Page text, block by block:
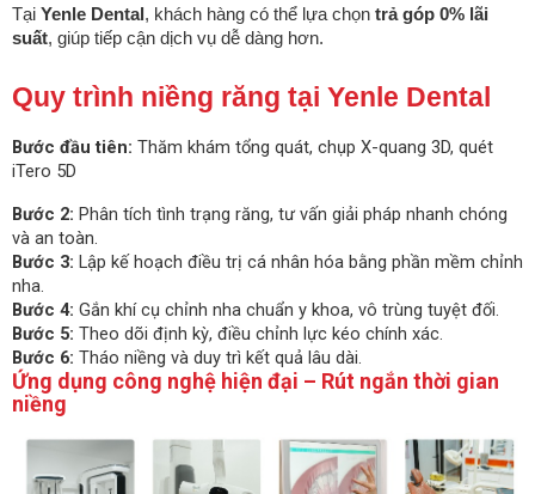
Tại Yenle Dental , khách hàng có thể lựa chọn trả góp 0% lãi
suất, giúp tiếp cận dịch vụ dễ dàng hơn.
Quy trình niềng răng tại Yenle Dental
Bước đầu tiên: Thăm khám tổng quát, chụp X-quang 3D, quét
iTero 5D
Bước 2: Phân tích tình trạng răng, tư vấn giải pháp nhanh chóng
và an toàn.
Bước 3: Lập kế hoạch điều trị cá nhân hóa bằng phần mềm chỉnh
nha.
Bước 4: Gắn khí cụ chỉnh nha chuẩn y khoa, vô trùng tuyệt đối.
Bước 5: Theo dõi định kỳ, điều chỉnh lực kéo chính xác.
Bước 6: Tháo niềng và duy trì kết quả lâu dài.
Ứng dụng công nghệ hiện đại – Rút ngắn thời gian
niềng